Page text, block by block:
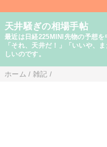
天井騒ぎの相場手帖
最近は日経225MINI先物の予想
「それ、天井だ！」「いいや、
しいのです。
ホーム / 雑記 /